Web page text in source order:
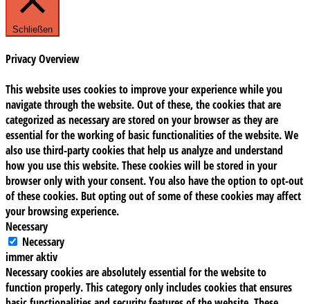
Schließen
Privacy Overview
This website uses cookies to improve your experience while you
navigate through the website. Out of these, the cookies that are
categorized as necessary are stored on your browser as they are
essential for the working of basic functionalities of the website. We
also use third-party cookies that help us analyze and understand
how you use this website. These cookies will be stored in your
browser only with your consent. You also have the option to opt-out
of these cookies. But opting out of some of these cookies may affect
your browsing experience.
Necessary
Necessary
immer aktiv
Necessary cookies are absolutely essential for the website to
function properly. This category only includes cookies that ensures